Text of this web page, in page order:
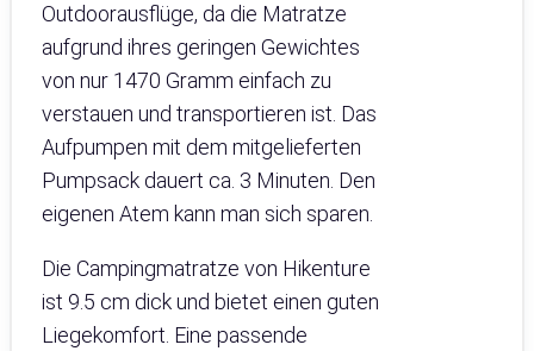
Outdoorausflüge, da die Matratze
aufgrund ihres geringen Gewichtes
von nur 1470 Gramm einfach zu
verstauen und transportieren ist. Das
Aufpumpen mit dem mitgelieferten
Pumpsack dauert ca. 3 Minuten. Den
eigenen Atem kann man sich sparen.
Die Campingmatratze von Hikenture
ist 9.5 cm dick und bietet einen guten
Liegekomfort. Eine passende